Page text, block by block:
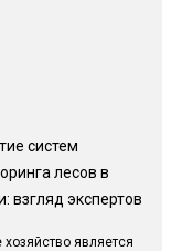
систем
лесов в
взгляд экспертов
хозяйство является